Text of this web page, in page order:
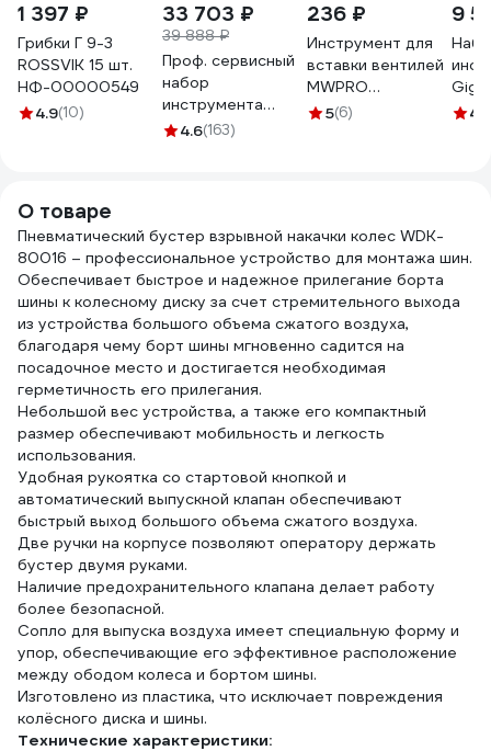
1 397 ₽
Грибки Г 9-3
ROSSVIK 15 шт.
НФ-00000549
4.9(10)
33 703 ₽
39 888 ₽
Проф. сервисный
набор
инструмента
SATA 150
09510
4.6(163)
236 ₽
Инструмент для
вставки вентилей
MWPRO
металлический
5(6)
9
4.7
О товаре
Пневматический бустер взрывной накачки колес WDK-
80016 – профессиональное устройство для монтажа шин.
Обеспечивает быстрое и надежное прилегание борта
шины к колесному диску за счет стремительного выхода
из устройства большого объема сжатого воздуха,
благодаря чему борт шины мгновенно садится на
посадочное место и достигается необходимая
герметичность его прилегания.
Небольшой вес устройства, а также его компактный
размер обеспечивают мобильность и легкость
использования.
Удобная рукоятка со стартовой кнопкой и
автоматический выпускной клапан обеспечивают
быстрый выход большого объема сжатого воздуха.
Две ручки на корпусе позволяют оператору держать
бустер двумя руками.
Наличие предохранительного клапана делает работу
более безопасной.
Сопло для выпуска воздуха имеет специальную форму и
упор, обеспечивающие его эффективное расположение
между ободом колеса и бортом шины.
Изготовлено из пластика, что исключает повреждения
колёсного диска и шины.
Технические характеристики: